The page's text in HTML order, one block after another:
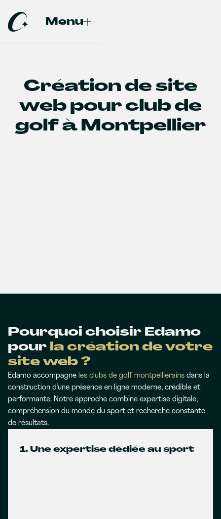
Menu
Création de site
web pour club de
golf à Montpellier
Pourquoi choisir Edamo
pour la création de votre
site web ?
Edamo accompagne les clubs de golf montpelliérains dans la
construction d’une présence en ligne moderne, crédible et
performante. Notre approche combine expertise digitale,
compréhension du monde du sport et recherche constante
de résultats.
1. Une expertise dédiée au sport